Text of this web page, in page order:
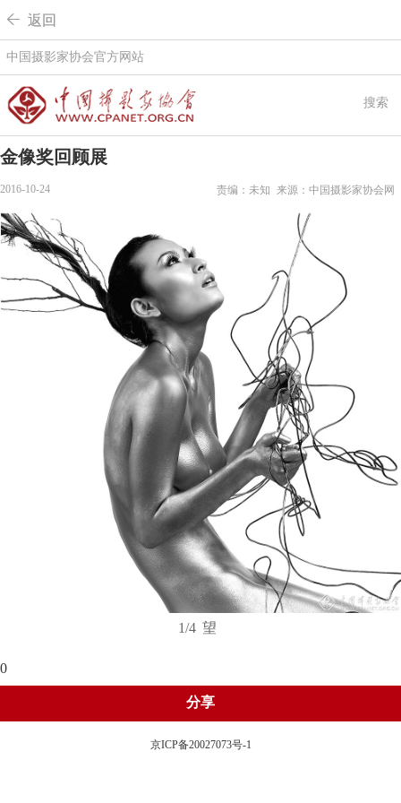
 返回
中国摄影家协会官方网站
搜索
金像奖回顾展
2016-10-24 来源：中国摄影家协会网
责编：未知
1/4 望
0
分享
京ICP备20027073号-1